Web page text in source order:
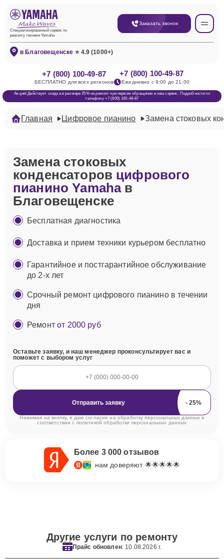
Специализированный сервис по
ремонту техники Yamaha
Заказать звонок
в Благовещенске ⭐ 4.9 (1000+)
+7 (800) 100-49-87
БЕСПЛАТНО для всех регионов
+7 (800) 100-49-87
Ежедневно с 9:00 до 21:00
Акция! Действует скидка в размере 25% на ремонт при первом обращении в наш сервис. Подробности по
телефону +7 (800) 100-49-87
Главная Цифровое пианино Замена стоковых
Замена стоковых
конденсаторов цифрового
пианино Yamahaв
Благовещенске
Бесплатная диагностика
Доставка и прием техники курьером бесплатно
Гарантийное и постгарантийное обслуживание
до 2-х лет
Срочный ремонт цифрового пианино в течении
дня
Ремонтот 2000 руб
Оставьте заявку, и наш менеджер проконсультирует вас и
поможет с выбором услуг
Отправить заявку
Нажимая на кнопку, я даю согласие на обработку персональных данных в
соответствии с политикой обработки персональных данных
Более 3 000 отзывов
нам доверяют 🌟🌟🌟🌟🌟
Другие услуги по ремонту
Прайс обновлен: 10.08.2026 г.